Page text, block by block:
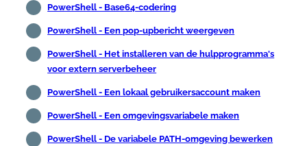
PowerShell - Base64-codering
PowerShell - Een pop-upbericht weergeven
PowerShell - Het installeren van de hulpprogramma's
voor extern serverbeheer
PowerShell - Een lokaal gebruikersaccount maken
PowerShell - Een omgevingsvariabele maken
PowerShell - De variabele PATH-omgeving bewerken